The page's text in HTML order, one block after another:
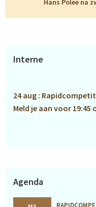
Hans Polee na
Primaire
Interne
24 aug :
Meld je aan voor 19:45
Agenda